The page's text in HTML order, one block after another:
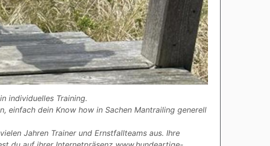
individuelles Training.
einfach dein Know how in Sachen Mantrailing generell
Jahren Trainer und Ernstfallteams aus. Ihre